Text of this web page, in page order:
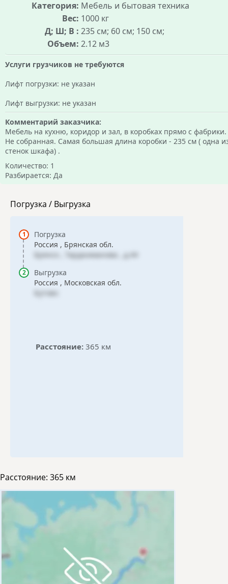
Категория: Мебель и бытовая техника
Вес: 1000 кг
Д; Ш; В : 235 см; 60 см; 150 см;
Объем: 2.12 м3
Услуги грузчиков не требуются
Лифт погрузки: не указан
Лифт выгрузки: не указан
Комментарий заказчика:
Мебель на кухню, коридор и зал, в коробках прямо с фабрики.
Не собранная. Самая большая длина коробки - 235 см ( одна
стенок шкафа) .
Количество: 1
Разбирается: Да
Погрузка / Выгрузка
Погрузка
Россия , Брянская обл.
Брянск , Тарджиманова , д.44
Выгрузка
Россия , Московская обл.
Бутово
Расстояние: 365 км
Расстояние: 365 км